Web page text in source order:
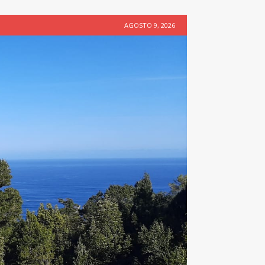
AGOSTO 9, 2026